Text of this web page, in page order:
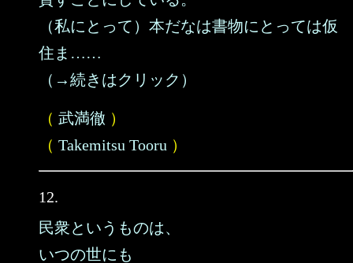
（私にとって）本だなは書物にとっては仮
住ま……
（→続きはクリック）
（ 武満徹 ）
（ Takemitsu Tooru ）
12.
民衆というものは、
いつの世にも